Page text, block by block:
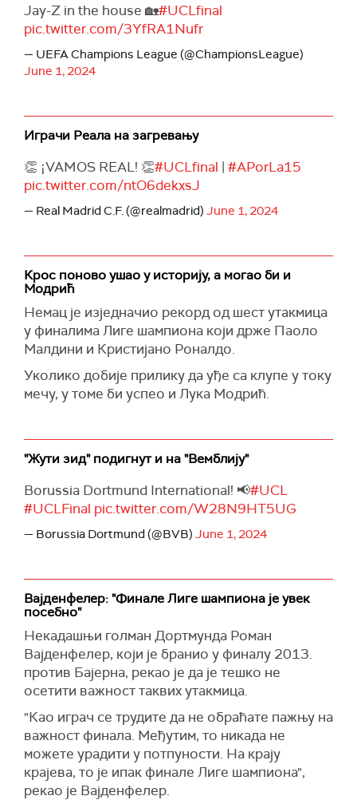
Jay-Z in the house 🏡#UCLfinal
pic.twitter.com/3YfRA1Nufr
— UEFA Champions League (@ChampionsLeague)
June 1, 2024
Играчи Реала на загревању
👏 ¡VAMOS REAL! 👏#UCLfinal | #APorLa15
pic.twitter.com/ntO6dekxsJ
— Real Madrid C.F. (@realmadrid) June 1, 2024
Крос поново ушао у историју, а могао би и
Модрић
Немац је изједначио рекорд од шест утакмица
у финалима Лиге шампиона који држе Паоло
Малдини и Кристијано Роналдо.
Уколико добије прилику да уђе са клупе у току
мечу, у томе би успео и Лука Модрић.
"Жути зид" подигнут и на "Вемблију"
Borussia Dortmund International! 📢#UCL
#UCLFinal pic.twitter.com/W28N9HT5UG
— Borussia Dortmund (@BVB) June 1, 2024
Вајденфелер: "Финале Лиге шампиона је увек
посебно"
Некадашњи голман Дортмунда Роман
Вајденфелер, који је бранио у финалу 2013.
против Бајерна, рекао је да је тешко не
осетити важност таквих утакмица.
"Као играч се трудите да не обраћате пажњу на
важност финала. Међутим, то никада не
можете урадити у потпуности. На крају
крајева, то је ипак финале Лиге шампиона",
рекао је Вајденфелер.